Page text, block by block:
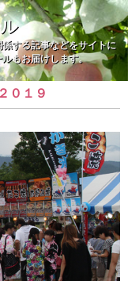
する記事などをサイトに
もお届けします。
０１９